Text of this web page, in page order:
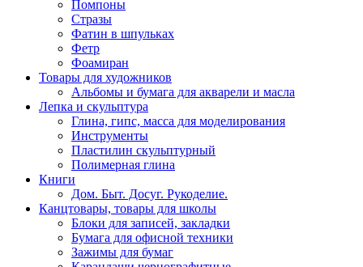
Помпоны
Стразы
Фатин в шпульках
Фетр
Фоамиран
Товары для художников
Альбомы и бумага для акварели и масла
Лепка и скульптура
Глина, гипс, масса для моделирования
Инструменты
Пластилин скульптурный
Полимерная глина
Книги
Дом. Быт. Досуг. Рукоделие.
Канцтовары, товары для школы
Блоки для записей, закладки
Бумага для офисной техники
Зажимы для бумаг